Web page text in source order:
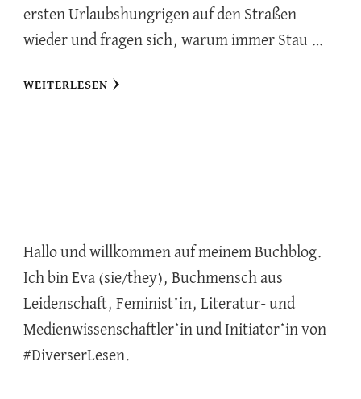
ersten Urlaubshungrigen auf den Straßen
wieder und fragen sich, warum immer Stau …
WEITERLESEN
Hallo und willkommen auf meinem Buchblog.
Ich bin Eva (sie/they), Buchmensch aus
Leidenschaft, Feminist*in, Literatur- und
Medienwissenschaftler*in und Initiator*in von
#DiverserLesen.